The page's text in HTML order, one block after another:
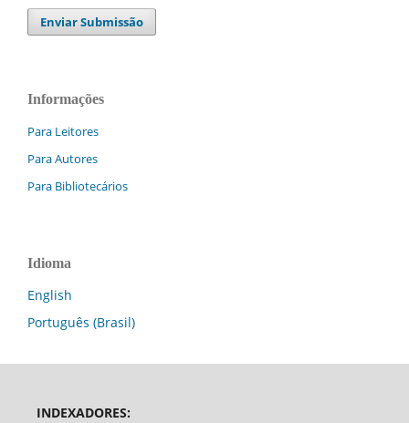
Enviar Submissão
Informações
Para Leitores
Para Autores
Para Bibliotecários
Idioma
English
Português (Brasil)
INDEXADORES: